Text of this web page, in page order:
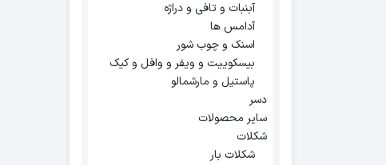
آبنبات و تافی و دراژه
آدامس ها
اسنک و چوب شور
بیسکوییت و ویفر و وافل و کیک
پاستیل و مارشمالو
دسر
سایر محصولات
شکلات
شکلات بار